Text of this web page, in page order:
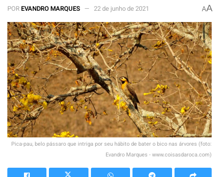
POREVANDRO MARQUES 22 de junho de 2021 AA
Pica-pau, belo pássaro que intriga por seu hábito de bater o bico nas árvores (foto:
Evandro Marques - www.coisasdaroca.com)